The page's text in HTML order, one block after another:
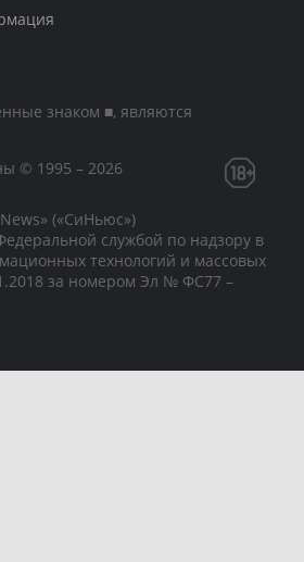
знаком ■, являются
© 1995 – 2026
(«СиНьюс»)
службой по надзору в
технологий и массовых
за номером Эл № ФС77 –